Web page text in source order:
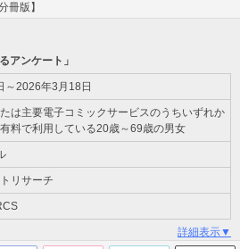
冊版】
アンケート」
～2026年3月18日
は主要電子コミックサービスのうちいずれか
料で利用している20歳～69歳の男女
リサーチ
詳細表示▼